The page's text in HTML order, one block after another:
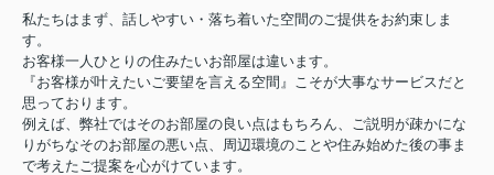
私たちはまず、話しやすい・落ち着いた空間のご提供をお約束しま
す。
お客様一人ひとりの住みたいお部屋は違います。
『お客様が叶えたいご要望を言える空間』こそが大事なサービスだと
思っております。
例えば、弊社ではそのお部屋の良い点はもちろん、ご説明が疎かにな
りがちなそのお部屋の悪い点、周辺環境のことや住み始めた後の事ま
で考えたご提案を心がけています。